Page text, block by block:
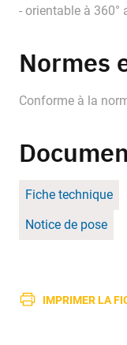
- orientable à 360°
Normes
Conforme à la
Fiche technique
Notice de pose
IMPRIMER LA